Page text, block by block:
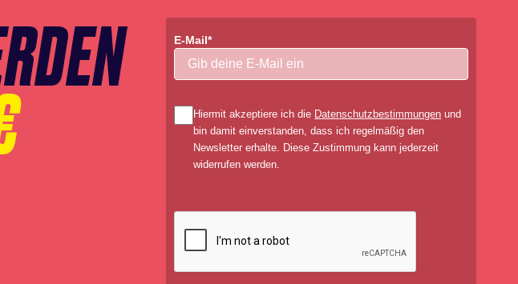
E-Mail*
Hiermit akzeptiere ich die Datenschutzbestimmungen und
bin damit einverstanden, dass ich regelmäßig den
Newsletter erhalte. Diese Zustimmung kann jederzeit
widerrufen werden.